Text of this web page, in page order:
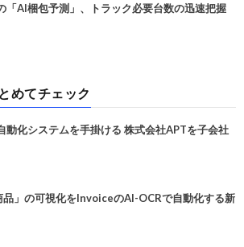
「AI梱包予測」、トラック必要台数の迅速把握
めてチェック
動化システムを手掛ける 株式会社APTを子会社
」の可視化をInvoiceのAI-OCRで自動化する新